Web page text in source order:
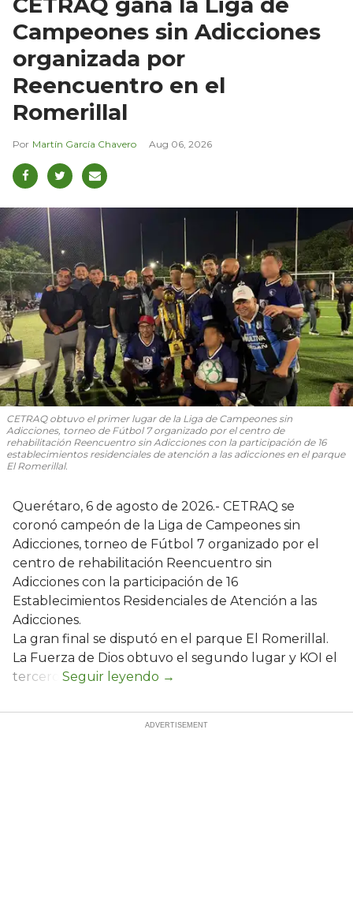
Campeones sin Adicciones
organizada por
Reencuentro en el
Romerillal
Martín García Chavero Aug 06, 2026
CETRAQ obtuvo el primer lugar de la Liga de Campeones sin
Adicciones, torneo de Fútbol 7 organizado por el centro de
rehabilitación Reencuentro sin Adicciones con la participación de 16
establecimientos residenciales de atención a las adicciones en el parque
El Romerillal.
Querétaro, 6 de agosto de 2026.- CETRAQ se
coronó campeón de la Liga de Campeones sin
Adicciones, torneo de Fútbol 7 organizado por el
centro de rehabilitación Reencuentro sin
Adicciones con la participación de 16
Establecimientos Residenciales de Atención a las
Adicciones.
La gran final se disputó en el parque El Romerillal.
La Fuerza de Dios obtuvo el segundo lugar y KOI el
tercero.